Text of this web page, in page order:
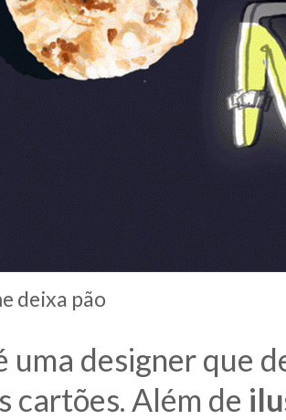
deixa pão
uma designer que
cartões. Além de